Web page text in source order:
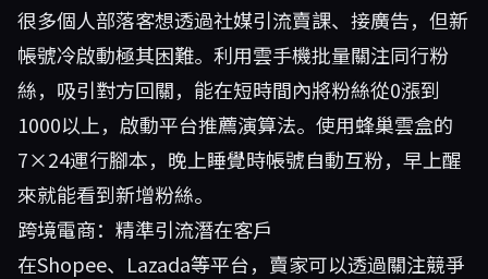
很多個人部落客想透過社媒引流賣課、接廣告，但新
帳號冷啟動極其困難。利用雲手機批量關注同行粉
絲，吸引對方回關，能在短時間內將粉絲從0漲到
1000以上，啟動平台推薦演算法。使用蜂巢雲盒的
7×24運行腳本，晚上睡覺時帳號自動互粉，早上醒
來就能看到新增粉絲。
跨境電商：精準引流潛在客戶
在Shopee、Lazada等平台，賣家可以透過關注競爭